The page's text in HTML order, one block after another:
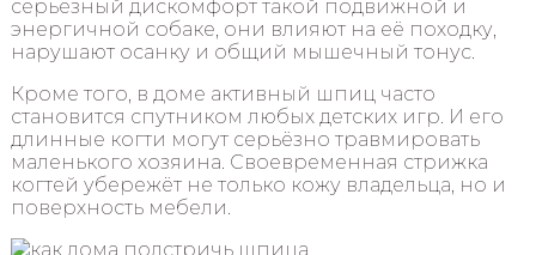
серьёзный дискомфорт такой подвижной и
энергичной собаке, они влияют на её походку,
нарушают осанку и общий мышечный тонус.
Кроме того, в доме активный шпиц часто
становится спутником любых детских игр. И его
длинные когти могут серьёзно травмировать
маленького хозяина. Своевременная стрижка
когтей убережёт не только кожу владельца, но и
поверхность мебели.